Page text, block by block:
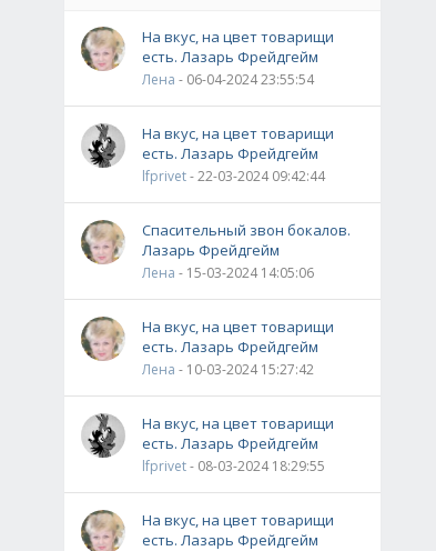
На вкус, на цвет товарищи
есть. Лазарь Фрейдгейм
Лена - 06-04-2024 23:55:54
На вкус, на цвет товарищи
есть. Лазарь Фрейдгейм
lfprivet- 22-03-2024 09:42:44
Спасительный звон бокалов.
Лазарь Фрейдгейм
Лена - 15-03-2024 14:05:06
На вкус, на цвет товарищи
есть. Лазарь Фрейдгейм
Лена - 10-03-2024 15:27:42
На вкус, на цвет товарищи
есть. Лазарь Фрейдгейм
lfprivet- 08-03-2024 18:29:55
На вкус, на цвет товарищи
есть. Лазарь Фрейдгейм